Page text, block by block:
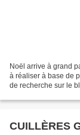
Noël arrive à grand
à réaliser à base de
de recherche sur le
CUILLÈRES